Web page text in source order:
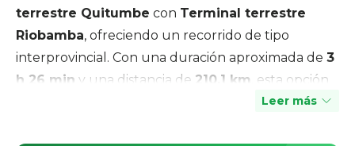
terrestre Quitumbe con Terminal terrestre
Riobamba, ofreciendo un recorrido de tipo
interprovincial. Con una duración aproximada de 3
h 26 min y una distancia de 210,1 km , esta opción
es ideal para quienes buscan una forma segura y
Leer más